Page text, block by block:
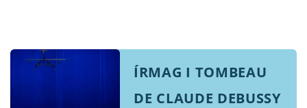
ÍRMAG I TOMBEAU
DE CLAUDE DEBUSSY